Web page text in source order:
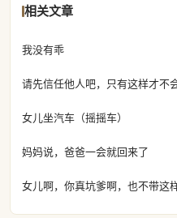
相关文章
我没有乖
请先信任他人吧，只有这样才不
女儿坐汽车（摇摇车）
妈妈说，爸爸一会就回来了
女儿啊，你真坑爹啊，也不带这